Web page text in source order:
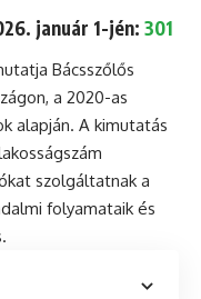
január 1-jén: 301
Bácsszőlős
a 2020-as
alapján. A kimutatás
szolgáltatnak a
folyamataik és